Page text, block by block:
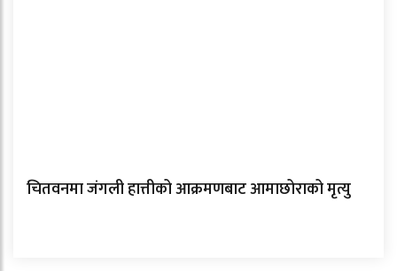
चितवनमा जंगली हात्तीको आक्रमणबाट आमाछोराको मृत्यु